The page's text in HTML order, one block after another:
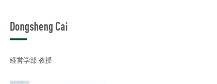
Dongsheng Cai
経営学部 教授